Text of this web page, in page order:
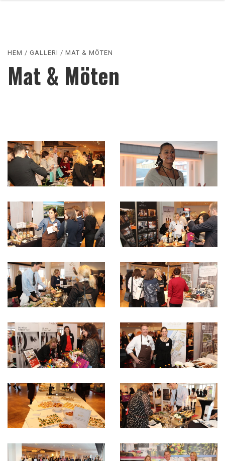
HEM / GALLERI / MAT & MÖTEN
Mat & Möten